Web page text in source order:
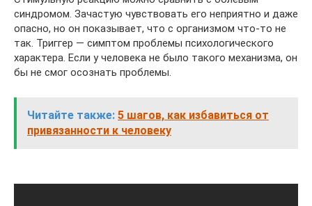
синдромом. Зачастую чувствовать его неприятно и даже
опасно, но он показывает, что с организмом что-то не
так. Триггер — симптом проблемы психологического
характера. Если у человека не было такого механизма, он
бы не смог осознать проблемы.
Читайте также: 5 шагов, как избавиться от
привязанности к человеку